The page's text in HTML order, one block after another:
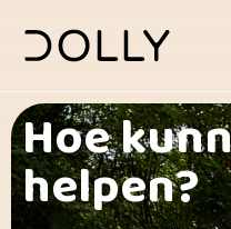
Hoe
helpen?